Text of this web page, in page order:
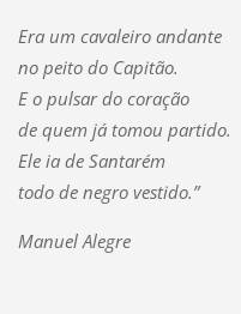
Era um cavaleiro andante
no peito do Capitão.
E o pulsar do coração
de quem já tomou partido.
Ele ia de Santarém
todo de negro vestido.”
Manuel Alegre